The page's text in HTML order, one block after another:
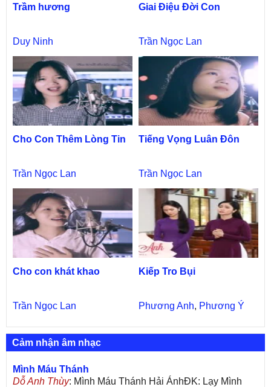
Trầm hương
Duy Ninh
Giai Điệu Đời Con
Trần Ngọc Lan
Cho Con Thêm Lòng Tin
Trần Ngọc Lan
Tiếng Vọng Luân Đôn
Trần Ngọc Lan
Cho con khát khao
Trần Ngọc Lan
Kiếp Tro Bụi
Phương Anh, Phương Ý
Cảm nhận âm nhạc
Mình Máu Thánh
Dỗ Anh Thùy: Mình Máu Thánh Hải ÁnhĐK: Lạy Mình